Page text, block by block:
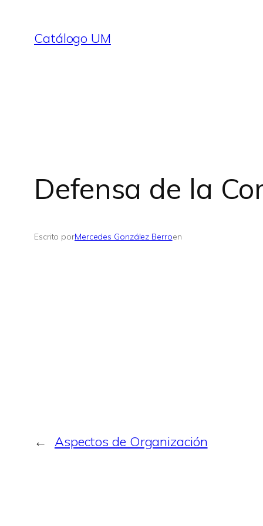
contenido
Catálogo UM
Defensa de la
Escrito porMercedes González Berroen
← Aspectos de Organización